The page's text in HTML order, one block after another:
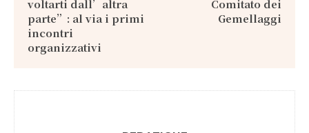
voltarti dall’altra
parte”: al via i primi
incontri
organizzativi
Comitato dei
Gemellaggi